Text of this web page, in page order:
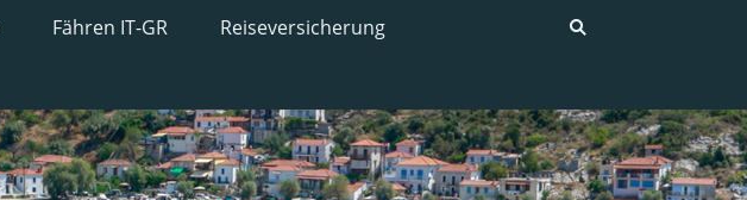
Fähren IT-GR Reiseversicherung